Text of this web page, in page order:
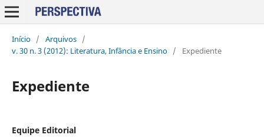
Início / Arquivos /
v. 30 n. 3 (2012): Literatura, Infância e Ensino / Expediente
Expediente
Equipe Editorial